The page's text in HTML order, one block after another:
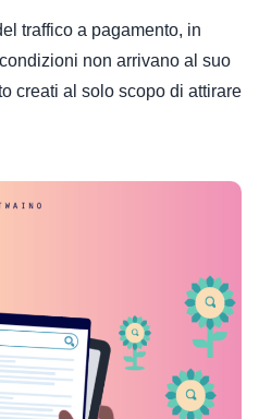
traffico a pagamento, in
non arrivano al suo
creati al solo scopo di attirare